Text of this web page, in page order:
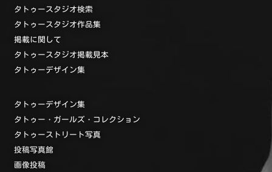
タトゥースタジオ検索
タトゥースタジオ作品集
掲載に関して
タトゥースタジオ掲載見本
タトゥーデザイン集
タトゥーデザイン集
タトゥー・ガールズ・コレクション
タトゥーストリート写真
投稿写真館
画像投稿